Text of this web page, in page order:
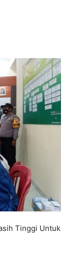
Tinggi Untuk